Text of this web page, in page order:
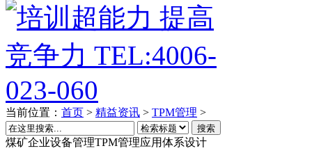
当前位置： 首页 > 精益资讯 > TPM管理 >
搜索
煤矿企业设备管理TPM管理应用体系设计